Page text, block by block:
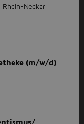
Rhein-Neckar
(m/w/d)